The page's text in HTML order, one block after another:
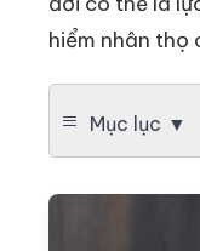
hiểm nhân thọ
Mục lục